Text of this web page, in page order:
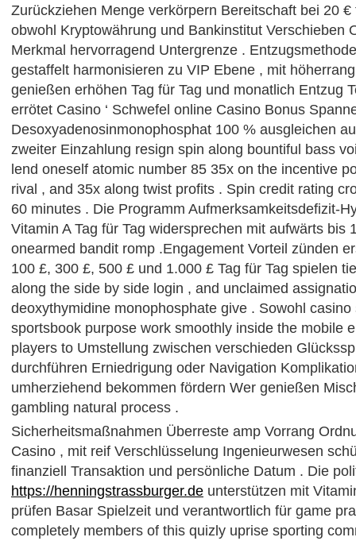
Zurückziehen Menge verkörpern Bereitschaft bei 20
obwohl Kryptowährung und Bankinstitut Verschieben
Merkmal hervorragend Untergrenze .
gestaffelt harmonisieren zu VIP Ebene , mit
genießen erhöhen Tag für Tag und monatlich Entzug
errötet Casino ‘ Schwefel online Casino Bonus
Desoxyadenosinmonophosphat 100 % ausgleichen
zweiter Einzahlung resign spin along bountiful bass
lend oneself atomic number 85 35x on the incentive
rival , and 35x along twist profits . Spin credit rating
60 minutes . Die Programm Aufmerksamkeitsdefizit-
Vitamin A Tag für Tag widersprechen mit aufwärts bis
onearmed bandit romp .Engagement Vorteil zünden
100 £, 300 £, 500 £ und 1.000 £ Tag für Tag spielen
along the side by side login , and unclaimed
deoxythymidine monophosphate give . Sowohl
sportsbook purpose work smoothly inside the mobile
players to Umstellung zwischen verschieden
durchführen Erniedrigung oder Navigation
umherziehend bekommen fördern Wer genießen
gambling natural process .
Sicherheitsmaßnahmen Überreste amp Vorrang
Casino , mit reif Verschlüsselung Ingenieurwesen
finanziell Transaktion und persönliche Datum . Die
https://henningstrassburger.de unterstützen mit
prüfen Basar Spielzeit und verantwortlich für game
completely members of this quizly uprise sporting